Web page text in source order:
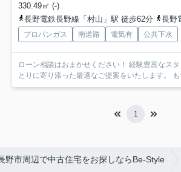
330.49㎡ (-)
長野電鉄長野線「村山」駅 徒歩62分
長野電
プロパンガス 南道路 電気有 公共下水
ローン相談はおまかせください！ 経験豊富なス
とりに寄り添った最適なご提案をいたします。
1
野市周辺で中古住宅をお探しならBe-Style